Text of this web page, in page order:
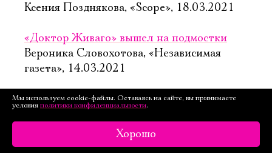
Ксения Позднякова, «Scope», 18.03.2021
«Доктор Живаго» вышел на подмостки
Вероника Словохотова, «Независимая
газета», 14.03.2021
«Игра в людей»
В «Мастерской Петра Фоменко» поставили
Мы используем cookie-файлы. Оставаясь на сайте, вы принимаете
условия политики конфиденциальности.
Хорошо